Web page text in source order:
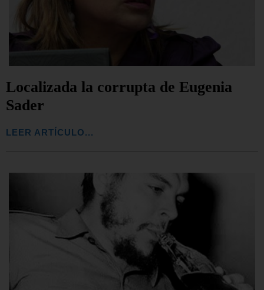
Localizada la corrupta de Eugenia
Sader
LEER ARTÍCULO...